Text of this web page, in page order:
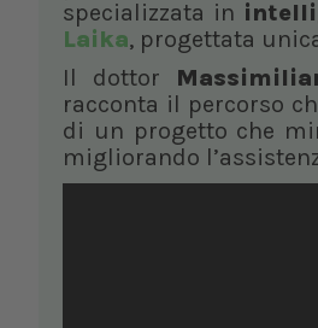
specializzata in
Laika, progettata
Il dottor
racconta il percorso
di un progetto che
migliorando